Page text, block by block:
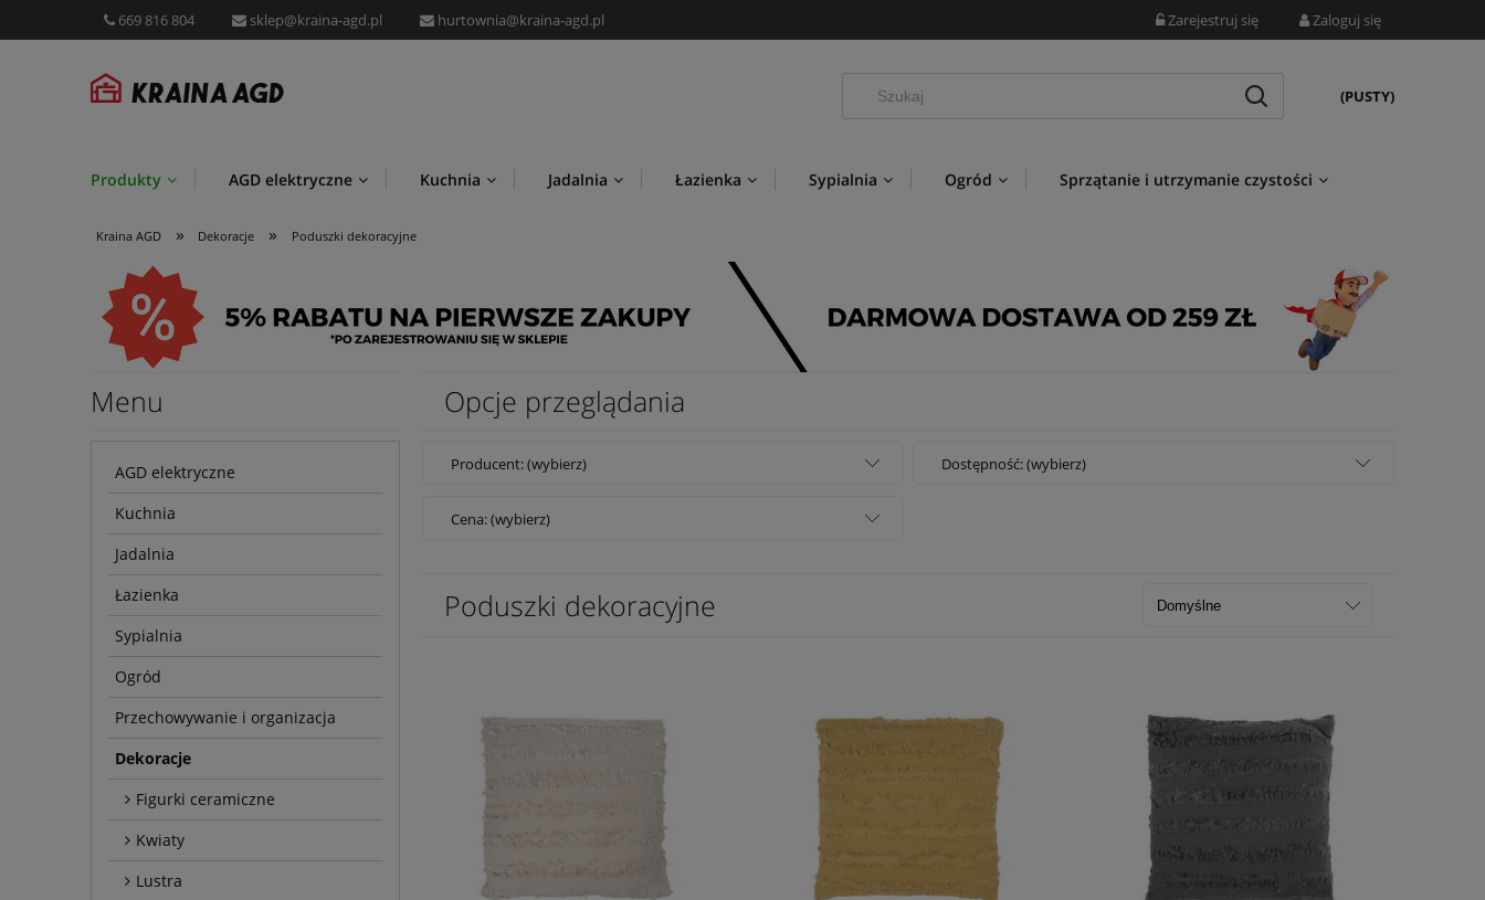
669 816 804 sklep@kraina-agd.pl hurtownia@kraina-agd.pl Zarejestruj się Zaloguj się
(PUSTY)
Produkty AGD elektryczne Kuchnia Jadalnia Łazienka Sypialnia Ogród Sprzątanie i utrzymanie czystości
Przechowywanie i organizacja
Kraina AGD » Dekoracje » Poduszki dekoracyjne
Menu
AGD elektryczne
Kuchnia
Jadalnia
Łazienka
Sypialnia
Ogród
Przechowywanie i organizacja
Dekoracje
Figurki ceramiczne
Kwiaty
Lustra
Opcje przeglądania
Producent: (wybierz) Dostępność: (wybierz)
Cena: (wybierz)
Poduszki dekoracyjne